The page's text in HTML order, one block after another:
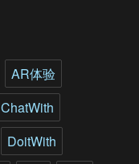
AR体验
ChatWith
DoitWith